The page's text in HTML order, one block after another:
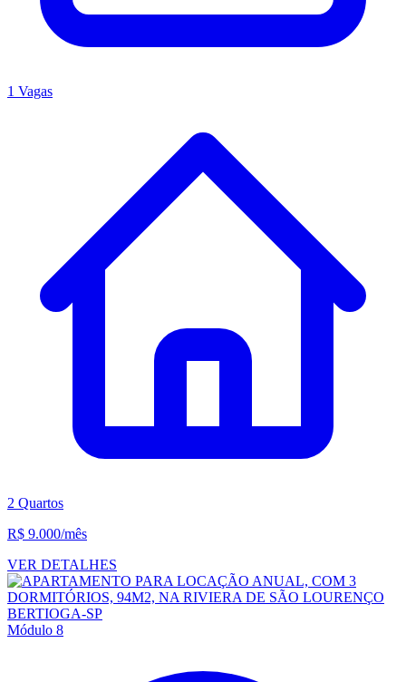
1 Vagas
2 Quartos
R$ 9.000/mês
VER DETALHES
Módulo 8